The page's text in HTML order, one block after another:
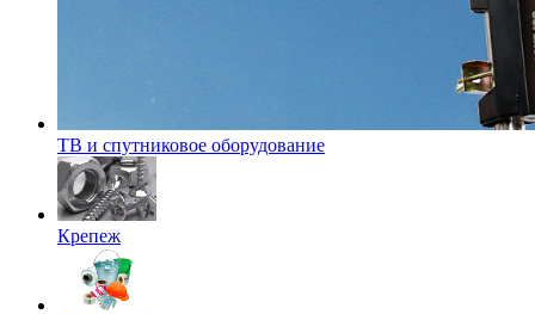
ТВ и спутниковое оборудование
Крепеж